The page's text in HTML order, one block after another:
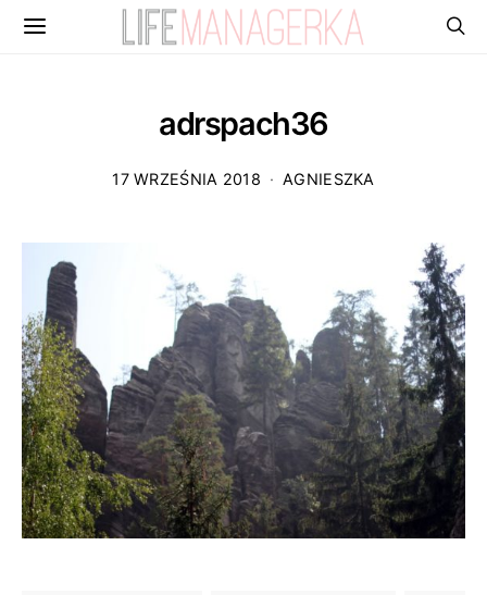
adrspach36
17 WRZEŚNIA 2018 AGNIESZKA